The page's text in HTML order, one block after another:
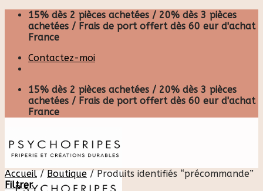
Skip
content
15% dès 2 pièces achetées / 20% dès 3 pièces
achetées / Frais de port offert dès 60 eur d'achat
France
Contactez-moi
15% dès 2 pièces achetées / 20% dès 3 pièces
achetées / Frais de port offert dès 60 eur d'achat
France
Accueil / Boutique /Produits identifiés “précommande”
Filtrer